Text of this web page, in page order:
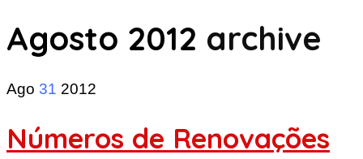
Agosto 2012 archive
Ago 31 2012
Números de Renovações